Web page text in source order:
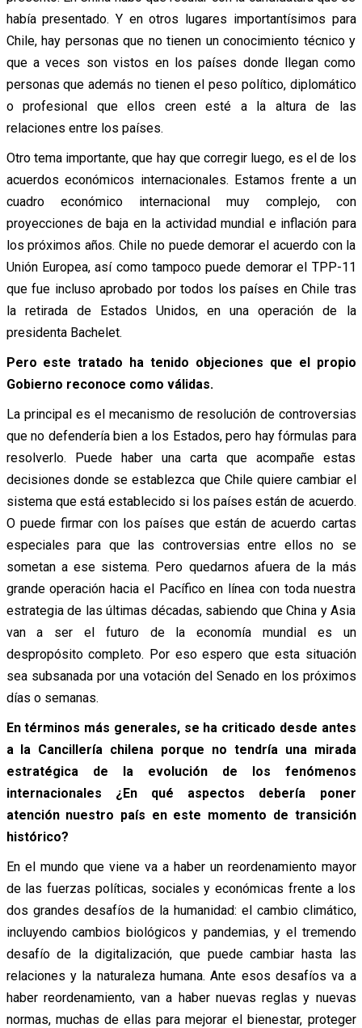
había presentado. Y en otros lugares importantísimos para
Chile, hay personas que no tienen un conocimiento técnico y
que a veces son vistos en los países donde llegan como
personas que además no tienen el peso político, diplomático
o profesional que ellos creen esté a la altura de las
relaciones entre los países.
Otro tema importante, que hay que corregir luego, es el de los
acuerdos económicos internacionales. Estamos frente a un
cuadro económico internacional muy complejo, con
proyecciones de baja en la actividad mundial e inflación para
los próximos años. Chile no puede demorar el acuerdo con la
Unión Europea, así como tampoco puede demorar el TPP-11
que fue incluso aprobado por todos los países en Chile tras
la retirada de Estados Unidos, en una operación de la
presidenta Bachelet.
Pero este tratado ha tenido objeciones que el propio
Gobierno reconoce como válidas.
La principal es el mecanismo de resolución de controversias
que no defendería bien a los Estados, pero hay fórmulas para
resolverlo. Puede haber una carta que acompañe estas
decisiones donde se establezca que Chile quiere cambiar el
sistema que está establecido si los países están de acuerdo.
O puede firmar con los países que están de acuerdo cartas
especiales para que las controversias entre ellos no se
sometan a ese sistema. Pero quedarnos afuera de la más
grande operación hacia el Pacífico en línea con toda nuestra
estrategia de las últimas décadas, sabiendo que China y Asia
van a ser el futuro de la economía mundial es un
despropósito completo. Por eso espero que esta situación
sea subsanada por una votación del Senado en los próximos
días o semanas.
En términos más generales, se ha criticado desde antes
a la Cancillería chilena porque no tendría una mirada
estratégica de la evolución de los fenómenos
internacionales ¿En qué aspectos debería poner
atención nuestro país en este momento de transición
histórico?
En el mundo que viene va a haber un reordenamiento mayor
de las fuerzas políticas, sociales y económicas frente a los
dos grandes desafíos de la humanidad: el cambio climático,
incluyendo cambios biológicos y pandemias, y el tremendo
desafío de la digitalización, que puede cambiar hasta las
relaciones y la naturaleza humana. Ante esos desafíos va a
haber reordenamiento, van a haber nuevas reglas y nuevas
normas, muchas de ellas para mejorar el bienestar, proteger